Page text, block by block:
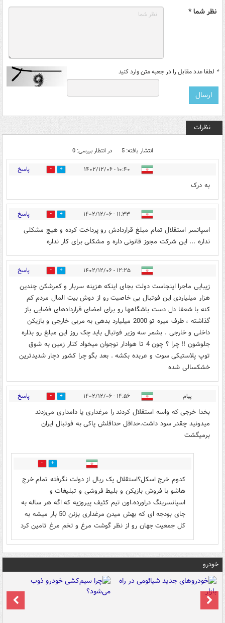
نظر شما *
* لطفا عدد مقابل را در جعبه متن وارد کنید
نظرات
انتشار یافته: 5 در انتظار بررسی: 0
۱۰:۴۰ - ۱۴۰۲/۱۲/۰۶ 0 پاسخ
به درک
۱۱:۳۳ - ۱۴۰۲/۱۲/۰۶ 1 پاسخ
اسپانسر استقلال تمام مبلغ قراردادش رو پرداخت کرده و هیچ مشکلی
نداره ... این شرکت مجوز قانونی داره و مشکلی برای کار نداره
۱۲:۲۵ - ۱۴۰۲/۱۲/۰۶ 0 پاسخ
زیبایی ماجرا اینجاست دولت بجای اینکه هزینه سربار و کمرشکن چندین
هزار میلیاردی این فوتبال بی خاصیت رو از دوش بیت المال مردم کم
کنه با شعفا دل دست باشگاهها رو برای امضای قراردادهای فضایی باز
گذاشته ، طرف میره تو 2000 میلیارد بدهی به مربی خارجی و بازیکن
داخلی و خارجی . بشمر سه وزیر فوتبال باید چک روز این مبلغ رو بذاره
جلوشون !! چرا ؟ چون 4 تا هوادار نوجوان میخواد کنار زمین به شوق
توپ پلاستیکی سوت و عربده بکشه . بعد بگو چرا کشور دچار شدیدترین
خشکسالی شده
پیام ۱۴:۵۶ - ۱۴۰۲/۱۲/۰۶ 1 پاسخ
بخدا خرجی که واسه استقلال کردند را مرغداری یا دامداری می‌زدند
میدونید چقدر سود داشت.حداقل حداقلش پاکی به فوتبال ایران
برمیگشت
1
کدوم خرج اسکل؟استقلال یک ریال از دولت نگرفته تمام خرج
هاشو با فروش بازیکن و بلیط فروشی و تبلیغات و
اسپانسرینگ دراورده.اون تیم کثیف پیروزیه که اگه هر ساله به
جای بودجه ای که بهش میدن مرغداری بزنن 50 بار میشه به
کل جمعیت جهان رو از نظر گوشت مرغ و تخم مرغ تامین کرد
خودرو